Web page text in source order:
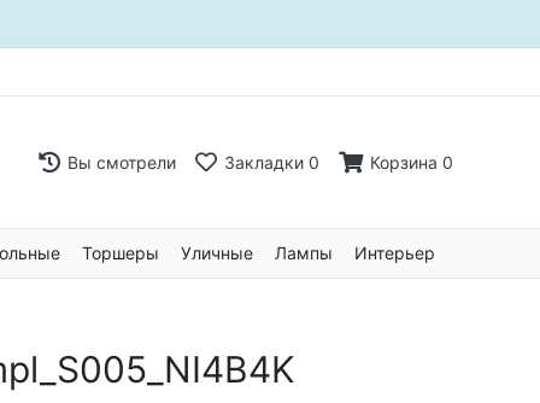
Вы смотрели Закладки 0 Корзина 0
Торшеры Уличные Лампы Интерьер